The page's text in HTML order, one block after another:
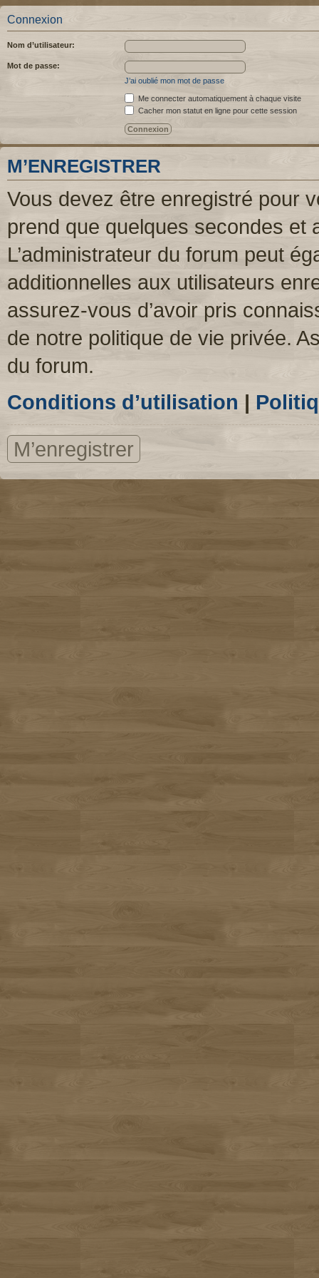
Connexion
Nom d’utilisateur:
Mot de passe:
J’ai oublié mon mot de passe
Me connecter automatiquement à chaque visite
Cacher mon statut en ligne pour cette session
M’ENREGISTRER
Vous devez être enregistré pour
prend que quelques secondes et
L’administrateur du forum peut
additionnelles aux utilisateurs
assurez-vous d’avoir pris
de notre politique de vie privée.
du forum.
Conditions d’utilisation |
M’enregistrer